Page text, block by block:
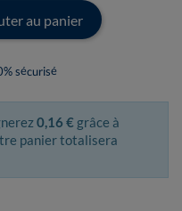
au panier
sécurisé
0,16 € grâce à
panier totalisera